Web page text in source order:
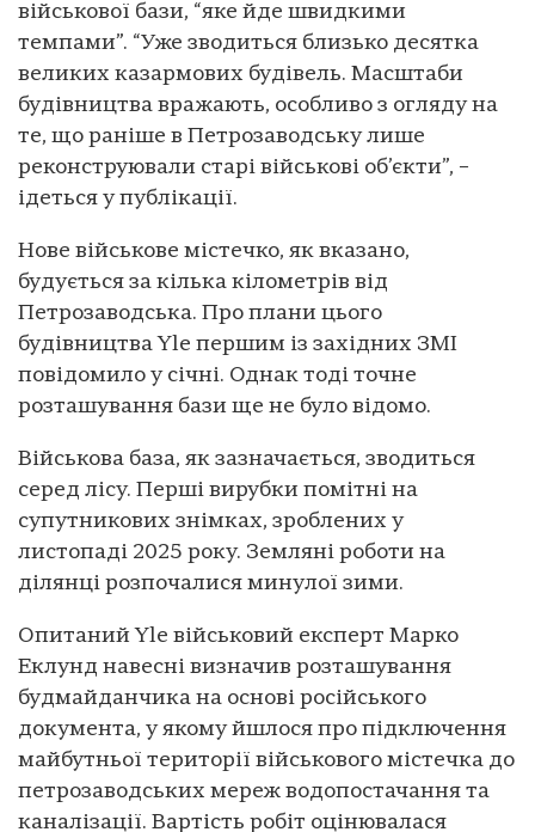
військової бази, “яке йде швидкими
темпами”. “Уже зводиться близько десятка
великих казармових будівель. Масштаби
будівництва вражають, особливо з огляду на
те, що раніше в Петрозаводську лише
реконструювали старі військові об’єкти”, –
ідеться у публікації.
Нове військове містечко, як вказано,
будується за кілька кілометрів від
Петрозаводська. Про плани цього
будівництва Yle першим із західних ЗМІ
повідомило у січні. Однак тоді точне
розташування бази ще не було відомо.
Військова база, як зазначається, зводиться
серед лісу. Перші вирубки помітні на
супутникових знімках, зроблених у
листопаді 2025 року. Земляні роботи на
ділянці розпочалися минулої зими.
Опитаний Yle військовий експерт Марко
Еклунд навесні визначив розташування
будмайданчика на основі російського
документа, у якому йшлося про підключення
майбутньої території військового містечка до
петрозаводських мереж водопостачання та
каналізації. Вартість робіт оцінювалася